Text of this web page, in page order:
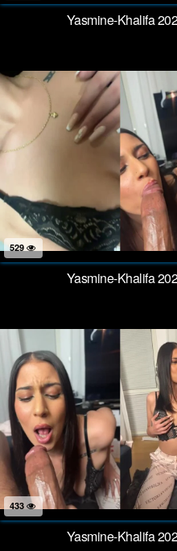
Yasmine-Khalifa
Yasmine-Khalifa
Yasmine-Khalifa